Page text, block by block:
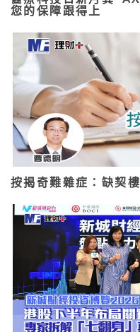
您的保障跟得上
按揭奇難雜症：缺契